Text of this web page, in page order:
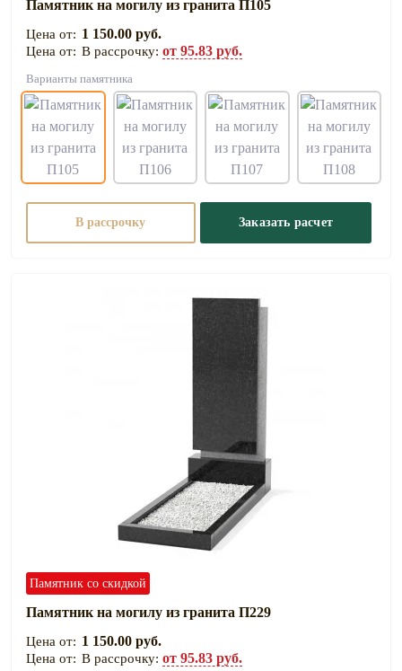
Памятник на могилу из гранита П105
1 150.00 руб.
В рассрочку: от 95.83 руб.
Варианты памятника
В рассрочку Заказать расчет
Памятник со скидкой
Памятник на могилу из гранита П229
1 150.00 руб.
В рассрочку: от 95.83 руб.